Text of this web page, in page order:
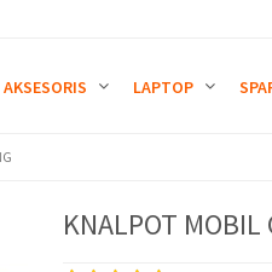
AKSESORIS LAPTOP
KNALPOT MOBIL